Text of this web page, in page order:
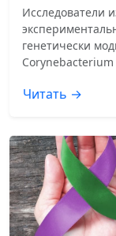
Исследователи
генетически
Читать →